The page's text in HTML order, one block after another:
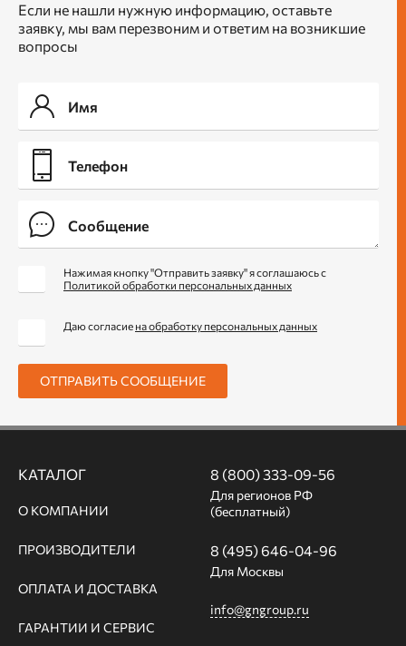
Если не нашли нужную информацию, оставьте
заявку, мы вам перезвоним и ответим на возникшие
вопросы
Нажимая кнопку "Отправить заявку" я соглашаюсь с
Политикой обработки персональных данных
Даю согласие на обработку персональных данных
ОТПРАВИТЬ СООБЩЕНИЕ
КАТАЛОГ
О КОМПАНИИ
ПРОИЗВОДИТЕЛИ
ОПЛАТА И ДОСТАВКА
ГАРАНТИИ И СЕРВИС
8 (800) 333-09-56
Для регионов РФ
(бесплатный)
8 (495) 646-04-96
Для Москвы
info@gngroup.ru